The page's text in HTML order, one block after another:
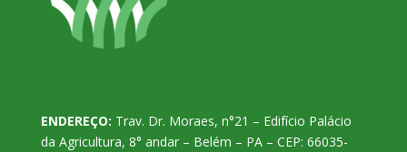
ENDEREÇO: Trav. Dr. Moraes, n°21 – Edifício Palácio
da Agricultura, 8° andar – Belém – PA – CEP: 66035-